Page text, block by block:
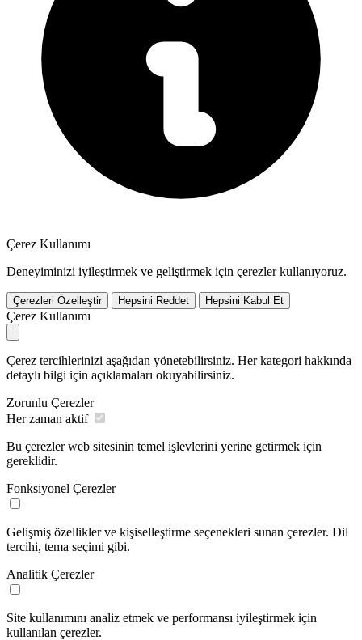
Çerez Kullanımı
Deneyiminizi iyileştirmek ve geliştirmek için çerezler kullanıyoruz.
Çerezleri Özelleştir Hepsini Reddet Hepsini Kabul Et
Çerez Kullanımı
Çerez tercihlerinizi aşağıdan yönetebilirsiniz. Her kategori hakkında
detaylı bilgi için açıklamaları okuyabilirsiniz.
Zorunlu Çerezler
Her zaman aktif
Bu çerezler web sitesinin temel işlevlerini yerine getirmek için
gereklidir.
Fonksiyonel Çerezler
Gelişmiş özellikler ve kişiselleştirme seçenekleri sunan çerezler. Dil
tercihi, tema seçimi gibi.
Analitik Çerezler
Site kullanımını analiz etmek ve performansı iyileştirmek için
kullanılan çerezler.